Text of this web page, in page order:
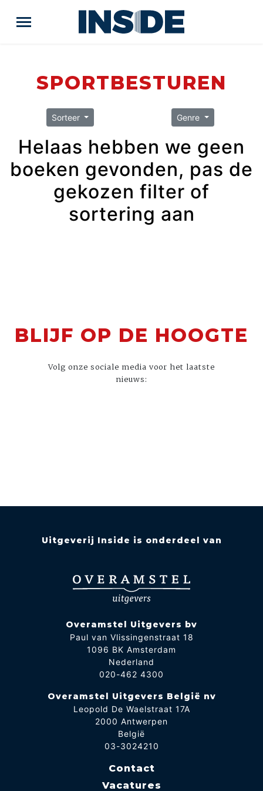
SPORTBESTUREN
Sorteer Genre
Helaas hebben we geen
boeken gevonden, pas de
gekozen filter of
sortering aan
BLIJF OP DE HOOGTE
Volg onze sociale media voor het laatste
nieuws:
Uitgeverij Inside is onderdeel van
Overamstel Uitgevers bv
Paul van Vlissingenstraat 18
1096 BK Amsterdam
Nederland
020-462 4300
Overamstel Uitgevers België nv
Leopold De Waelstraat 17A
2000 Antwerpen
België
03-3024210
Contact
Vacatures